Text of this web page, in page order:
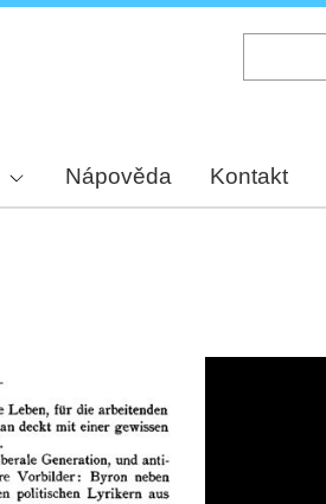
Nápověda Kontakt